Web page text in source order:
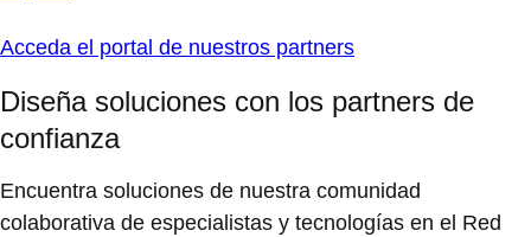
Acceda el portal de nuestros partners
Diseña soluciones con los partners de
confianza
Encuentra soluciones de nuestra comunidad
colaborativa de especialistas y tecnologías en el Red